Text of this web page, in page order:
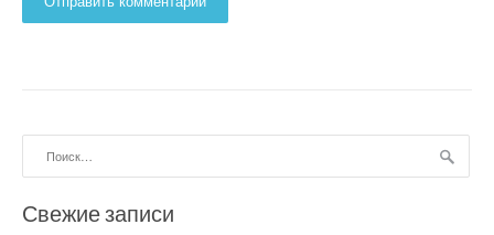
Свежие записи